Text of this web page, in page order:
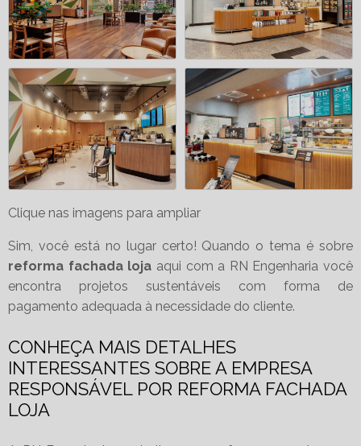
Clique nas imagens para ampliar
Sim, você está no lugar certo! Quando o tema é sobre
reforma fachada loja aqui com a RN Engenharia você
encontra projetos sustentáveis com forma de
pagamento adequada à necessidade do cliente.
CONHEÇA MAIS DETALHES
INTERESSANTES SOBRE A EMPRESA
RESPONSÁVEL POR REFORMA FACHADA
LOJA